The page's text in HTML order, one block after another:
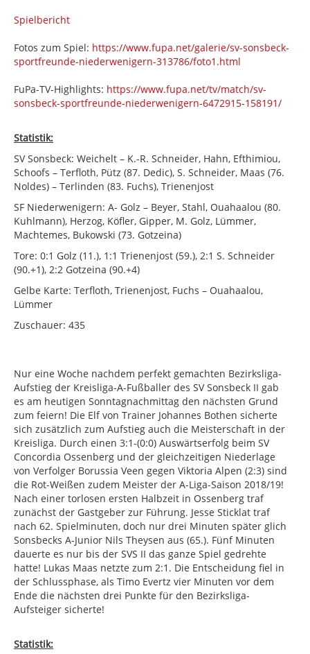
Spielbericht
Fotos zum Spiel: https://www.fupa.net/galerie/sv-sonsbeck-
sportfreunde-niederwenigern-313786/foto1.html
FuPa-TV-Highlights: https://www.fupa.net/tv/match/sv-
sonsbeck-sportfreunde-niederwenigern-6472915-158191/
Statistik:
SV Sonsbeck: Weichelt – K.-R. Schneider, Hahn, Efthimiou,
Schoofs – Terfloth, Pütz (87. Dedic), S. Schneider, Maas (76.
Noldes) – Terlinden (83. Fuchs), Trienenjost
SF Niederwenigern: A- Golz – Beyer, Stahl, Ouahaalou (80.
Kuhlmann), Herzog, Köfler, Gipper, M. Golz, Lümmer,
Machtemes, Bukowski (73. Gotzeina)
Tore: 0:1 Golz (11.), 1:1 Trienenjost (59.), 2:1 S. Schneider
(90.+1), 2:2 Gotzeina (90.+4)
Gelbe Karte: Terfloth, Trienenjost, Fuchs – Ouahaalou,
Lümmer
Zuschauer: 435
Nur eine Woche nachdem perfekt gemachten Bezirksliga-
Aufstieg der Kreisliga-A-Fußballer des SV Sonsbeck II gab
es am heutigen Sonntagnachmittag den nächsten Grund
zum feiern! Die Elf von Trainer Johannes Bothen sicherte
sich zusätzlich zum Aufstieg auch die Meisterschaft in der
Kreisliga. Durch einen 3:1-(0:0) Auswärtserfolg beim SV
Concordia Ossenberg und der gleichzeitigen Niederlage
von Verfolger Borussia Veen gegen Viktoria Alpen (2:3) sind
die Rot-Weißen zudem Meister der A-Liga-Saison 2018/19!
Nach einer torlosen ersten Halbzeit in Ossenberg traf
zunächst der Gastgeber zur Führung. Jesse Sticklat traf
nach 62. Spielminuten, doch nur drei Minuten später glich
Sonsbecks A-Junior Nils Theysen aus (65.). Fünf Minuten
dauerte es nur bis der SVS II das ganze Spiel gedrehte
hatte! Lukas Maas netzte zum 2:1. Die Entscheidung fiel in
der Schlussphase, als Timo Evertz vier Minuten vor dem
Ende die nächsten drei Punkte für den Bezirksliga-
Aufsteiger sicherte!
Statistik: